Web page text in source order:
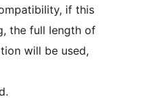
if this
the full length of
will be used,